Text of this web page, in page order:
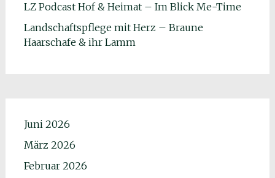
LZ Podcast Hof & Heimat – Im Blick Me-Time
Landschaftspflege mit Herz – Braune
Haarschafe & ihr Lamm
Juni 2026
März 2026
Februar 2026